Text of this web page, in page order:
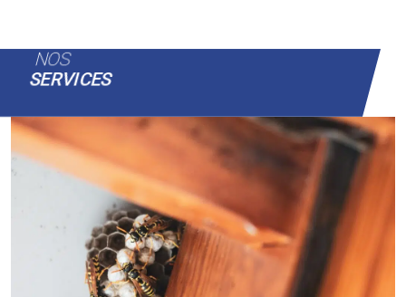
NOS
SERVICES